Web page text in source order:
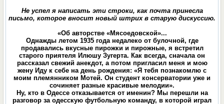
Не успел я написать эти строки, как почта принесла
письмо, которое вносит новый штрих в старую дискуссию.
«Об авторстве «Мясоедовской»...
Однажды летом 1935 года недалеко от булочной, где
продавались вкусные пирожки и пирожные, я встретил
старого приятеля Илюшу Зугерта. Как всегда, сначала он
рассказал свежий анекдот, а потом пригласил меня и мою
жену Иду к себе на день рождения: «Я тебя познакомлю с
моим племянником Мотей. Он студент консерватории уже и
сочиняет разные красивые мелодии».
Ну, кто в Одессе отказывается от именин? Мы перешли на
разговор за одесскую футбольную команду, в которой играл